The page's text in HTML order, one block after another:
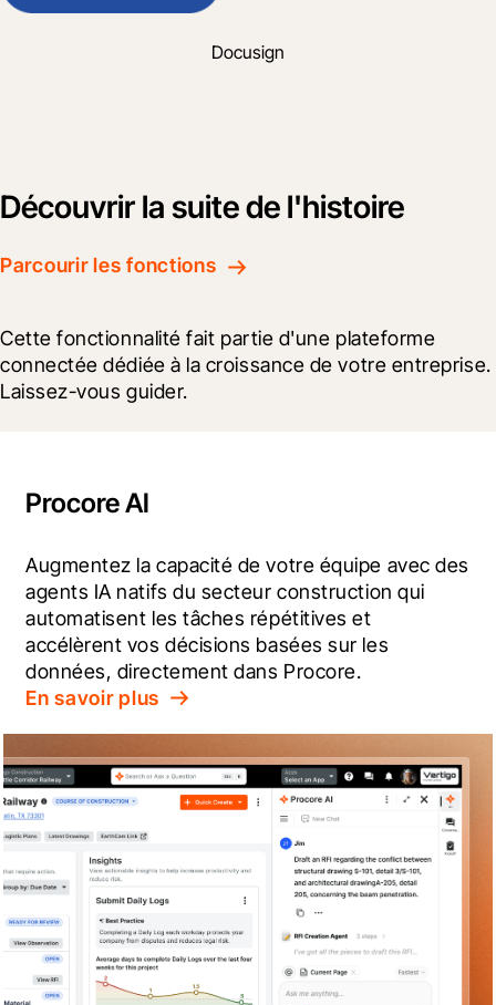
Docusign
Découvrir la suite de l'histoire
Parcourir les fonctions
Cette fonctionnalité fait partie d'une plateforme
connectée dédiée à la croissance de votre entreprise.
Laissez-vous guider.
Procore AI
Augmentez la capacité de votre équipe avec des
agents IA natifs du secteur construction qui
automatisent les tâches répétitives et
accélèrent vos décisions basées sur les
données, directement dans Procore.
En savoir plus